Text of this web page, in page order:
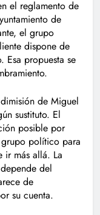
el reglamento de
de
el grupo
dispone de
Esa propuesta se
de Miguel
sustituto. El
posible por
político para
ir más allá. La
del
de
su cuenta.